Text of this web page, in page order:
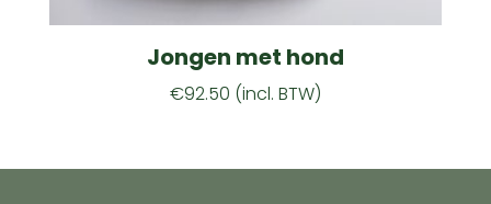
Jongen met hond
€92.50 (incl. BTW)